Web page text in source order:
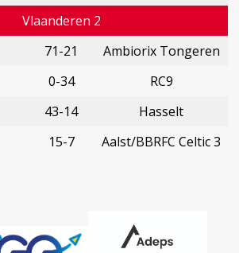
Vlaanderen 2
71-21
Ambiorix Tongeren
0-34
RC9
43-14
Hasselt
15-7 Aalst/BBRFC Celtic 3